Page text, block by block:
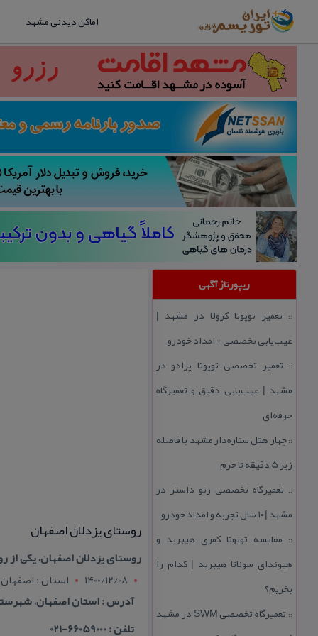
اماکن دیدنی مشهد
ریپورتاژ آگهی
:: تعمیر تویوتا كرولا در مشهد |
عیب‌یابی تخصصی + امداد خودرو
:: تعمیر تخصصی تویوتا پرادو در
مشهد | عیب‌یابی دقیق و تعمیرگاه
حرفه‌ای
::چهار هتل‌ ستاره‌دار مشهد با فاصله
زیر 5 دقیقه تا حرم
:: تعمیرگاه تخصصی رنو داستر در
مشهد | ۱۰ سال تجربه و امداد خودرو
:: مقایسه تویوتا كمری هیبرید و
هیوندای سوناتا هیبرید | كدام را
بخریم؟
::
تعمیرگاه تخصصی SWM در مشهد
روستای یزدلان اصفهان
روستای یزدلان اصفهان، یكی از
1400/12/08
استان : اصفهان
آدرس : استان اصفهان،
تلفن : 66059000-021